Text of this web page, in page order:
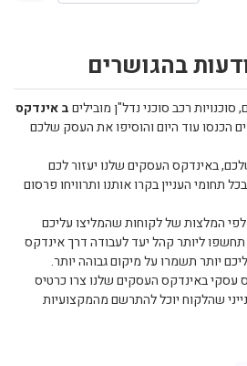
בהגושרים
רכב סוכני נדל"ן מוביליםב אינדקס
הכנסו עוד היום והוסיפו את העסק שלכם
באינדקס העסקים שלנו יעזור לכם
תחומי העניין בקרו אותנו ותרוויחו פרסום
המלצות של לקוחות שהמליצו עליכם
תחשפו ליותר קהל יעד לעבודה דרך אינדקס
יותר תשמרו על מיקום גבוהה יותר.
עסקי באינדקס העסקים שלנו צרו כרטיס
שהלקוח יוכל להתרשם מהמקצועיות